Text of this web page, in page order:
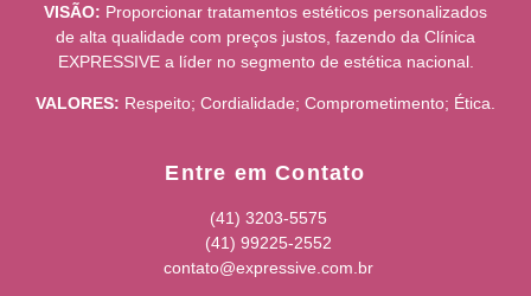
VISÃO: Proporcionar tratamentos estéticos personalizados
de alta qualidade com preços justos, fazendo da Clínica
EXPRESSIVE a líder no segmento de estética nacional.
VALORES: Respeito; Cordialidade; Comprometimento; Ética.
Entre em Contato
(41) 3203-5575
(41) 99225-2552
contato@expressive.com.br